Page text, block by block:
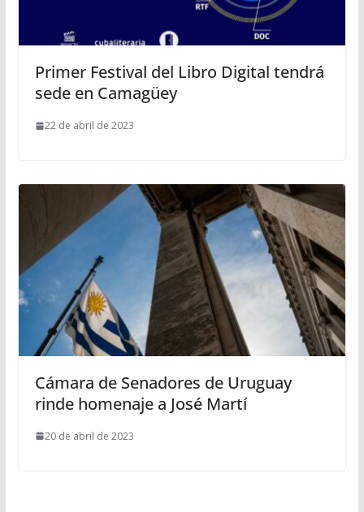
Primer Festival del Libro Digital tendrá
sede en Camagüey
22 de abril de 2023
Cámara de Senadores de Uruguay
rinde homenaje a José Martí
20 de abril de 2023